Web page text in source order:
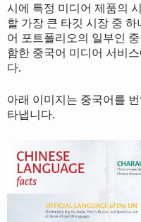
시에 특정 미디어 제품의
할 가장 큰 타깃 시장 중 하
어 포트폴리오의 일부인
함한 중국어 미디어 서비
다.
아래 이미지는 중국어를
타냅니다.